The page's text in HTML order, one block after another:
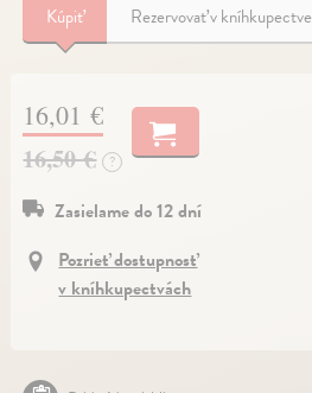
Kúpiť Rezervovať v kníhkupectve
16,01 €
16,50 € ?
Zasielame do 12 dní
Pozrieť dostupnosť
v kníhkupectvách